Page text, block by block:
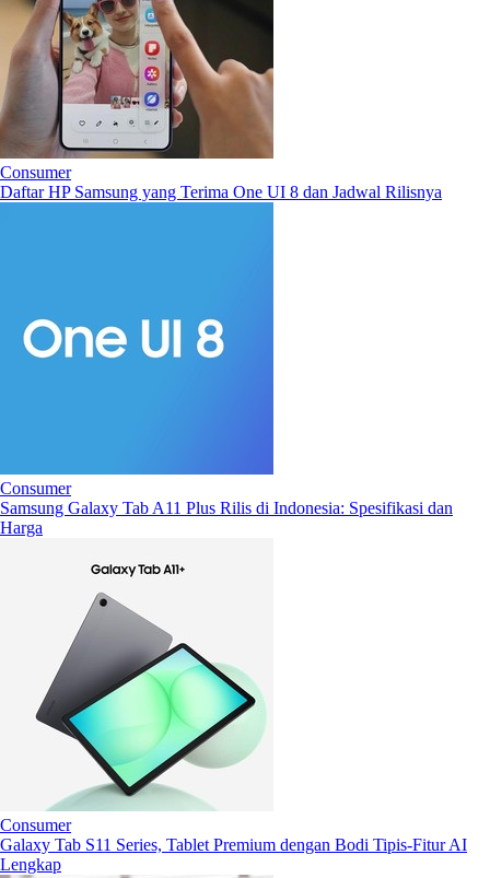
Consumer
Daftar HP Samsung yang Terima One UI 8 dan Jadwal Rilisnya
Consumer
Samsung Galaxy Tab A11 Plus Rilis di Indonesia: Spesifikasi dan
Harga
Consumer
Galaxy Tab S11 Series, Tablet Premium dengan Bodi Tipis-Fitur AI
Lengkap